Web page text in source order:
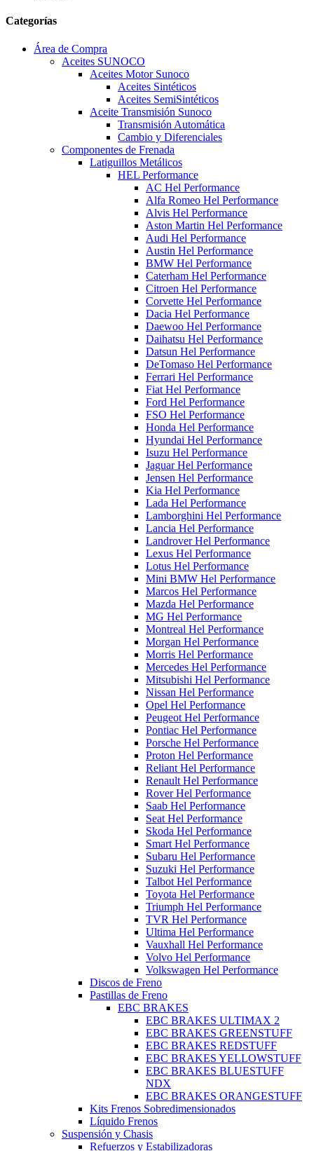
Categorías
Área de Compra
Aceites SUNOCO
Aceites Motor Sunoco
Aceites Sintéticos
Aceites SemiSintéticos
Aceite Transmisión Sunoco
Transmisión Automática
Cambio y Diferenciales
Componentes de Frenada
Latiguillos Metálicos
HEL Performance
AC Hel Performance
Alfa Romeo Hel Performance
Alvis Hel Performance
Aston Martin Hel Performance
Audi Hel Performance
Austin Hel Performance
BMW Hel Performance
Caterham Hel Performance
Citroen Hel Performance
Corvette Hel Performance
Dacia Hel Performance
Daewoo Hel Performance
Daihatsu Hel Performance
Datsun Hel Performance
DeTomaso Hel Performance
Ferrari Hel Performance
Fiat Hel Performance
Ford Hel Performance
FSO Hel Performance
Honda Hel Performance
Hyundai Hel Performance
Isuzu Hel Performance
Jaguar Hel Performance
Jensen Hel Performance
Kia Hel Performance
Lada Hel Performance
Lamborghini Hel Performance
Lancia Hel Performance
Landrover Hel Performance
Lexus Hel Performance
Lotus Hel Performance
Mini BMW Hel Performance
Marcos Hel Performance
Mazda Hel Performance
MG Hel Performance
Montreal Hel Performance
Morgan Hel Performance
Morris Hel Performance
Mercedes Hel Performance
Mitsubishi Hel Performance
Nissan Hel Performance
Opel Hel Performance
Peugeot Hel Performance
Pontiac Hel Performance
Porsche Hel Performance
Proton Hel Performance
Reliant Hel Performance
Renault Hel Performance
Rover Hel Performance
Saab Hel Performance
Seat Hel Performance
Skoda Hel Performance
Smart Hel Performance
Subaru Hel Performance
Suzuki Hel Performance
Talbot Hel Performance
Toyota Hel Performance
Triumph Hel Performance
TVR Hel Performance
Ultima Hel Performance
Vauxhall Hel Performance
Volvo Hel Performance
Volkswagen Hel Performance
Discos de Freno
Pastillas de Freno
EBC BRAKES
EBC BRAKES ULTIMAX 2
EBC BRAKES GREENSTUFF
EBC BRAKES REDSTUFF
EBC BRAKES YELLOWSTUFF
EBC BRAKES BLUESTUFF
NDX
EBC BRAKES ORANGESTUFF
Kits Frenos Sobredimensionados
Líquido Frenos
Suspensión y Chasis
Refuerzos y Estabilizadoras